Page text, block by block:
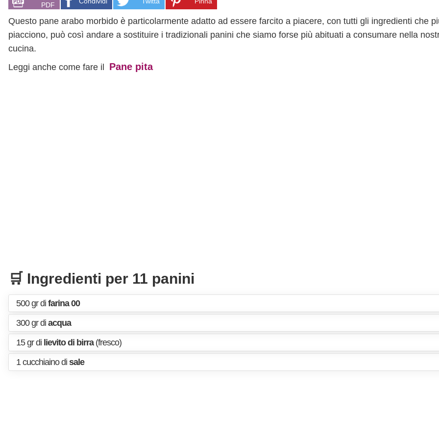
PDF
Questo pane arabo morbido è particolarmente adatto ad essere farcito a piacere, con tutti gli ingredienti che
piacciono, può così andare a sostituire i tradizionali panini che siamo forse più abituati a consumare nella
cucina.
Leggi anche come fare il Pane pita
🛒 Ingredienti per 11 panini
500 gr di farina 00
300 gr di acqua
15 gr di lievito di birra(fresco)
1 cucchiaino di sale